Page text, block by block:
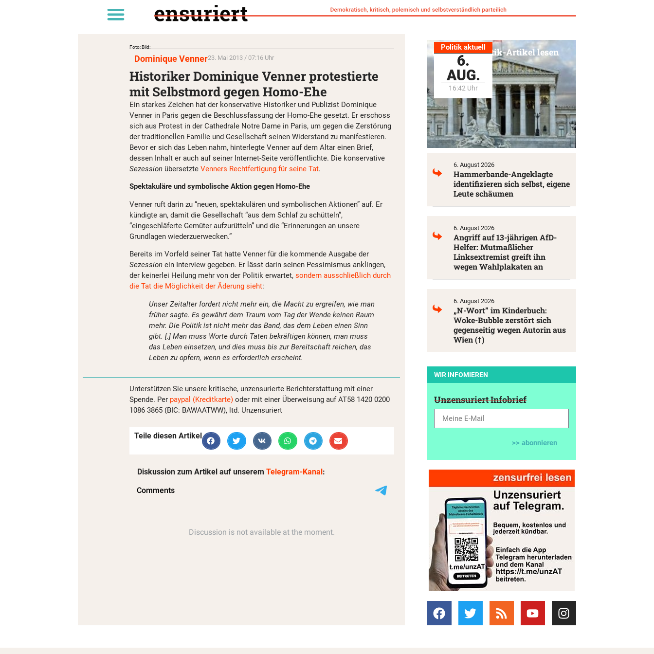
Foto: Bild:
Dominique Venner23. Mai 2013 / 07:16 Uhr
Historiker Dominique Venner protestierte
mit Selbstmord gegen Homo-Ehe
Ein starkes Zeichen hat der konservative Historiker und Publizist Dominique
Venner in Paris gegen die Beschlussfassung der Homo-Ehe gesetzt. Er erschoss
sich aus Protest in der Cathedrale Notre Dame in Paris, um gegen die Zerstörung
der traditionellen Familie und Gesellschaft seinen Widerstand zu manifestieren.
Bevor er sich das Leben nahm, hinterlegte Venner auf dem Altar einen Brief,
dessen Inhalt er auch auf seiner Internet-Seite veröffentlichte. Die konservative
Sezession übersetzte Venners Rechtfertigung für seine Tat.
Spektakuläre und symbolische Aktion gegen Homo-Ehe
Venner ruft darin zu “neuen, spektakulären und symbolischen Aktionen” auf. Er
kündigte an, damit die Gesellschaft “aus dem Schlaf zu schütteln”,
“eingeschläferte Gemüter aufzurütteln” und die “Erinnerungen an unsere
Grundlagen wiederzuerwecken.”
Bereits im Vorfeld seiner Tat hatte Venner für die kommende Ausgabe der
Sezession ein Interview gegeben. Er lässt darin seinen Pessimismus anklingen,
der keinerlei Heilung mehr von der Politik erwartet, sondern ausschließlich durch
die Tat die Möglichkeit der Äderung sieht:
Unser Zeitalter fordert nicht mehr ein, die Macht zu ergreifen, wie man
früher sagte. Es gewährt dem Traum vom Tag der Wende keinen Raum
mehr. Die Politik ist nicht mehr das Band, das dem Leben einen Sinn
gibt. [.] Man muss Worte durch Taten bekräftigen können, man muss
das Leben einsetzen, und dies muss bis zur Bereitschaft reichen, das
Leben zu opfern, wenn es erforderlich erscheint.
Unterstützen Sie unsere kritische, unzensurierte Berichterstattung mit einer
Spende. Per paypal (Kreditkarte) oder mit einer Überweisung auf AT58 1420 0200
1086 3865 (BIC: BAWAATWW), ltd. Unzensuriert
Teile diesen Artikel
Diskussion zum Artikel auf unserem Telegram-Kanal :
Politik aktuell
6.
AUG.
16:42 Uhr
Alle Politik-Artikel lesen
6. August 2026
Hammerbande-Angeklagte
identifizieren sich selbst, eigene
Leute schäumen
6. August 2026
Angriff auf 13-jährigen AfD-
Helfer: Mutmaßlicher
Linksextremist greift ihn
wegen Wahlplakaten an
6. August 2026
„N-Wort” im Kinderbuch:
Woke-Bubble zerstört sich
gegenseitig wegen Autorin aus
Wien (†)
WIR INFOMIEREN
Unzensuriert Infobrief
>> abonnieren